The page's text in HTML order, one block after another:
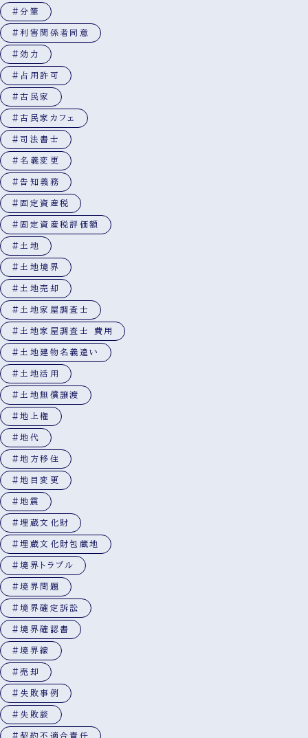
#分筆
#利害関係者同意
#効力
#占用許可
#古民家
#古民家カフェ
#司法書士
#名義変更
#告知義務
#固定資産税
#固定資産税評価額
#土地
#土地境界
#土地売却
#土地家屋調査士
#土地家屋調査士 費用
#土地建物名義違い
#土地活用
#土地無償譲渡
#地上権
#地代
#地方移住
#地目変更
#地震
#埋蔵文化財
#埋蔵文化財包蔵地
#境界トラブル
#境界問題
#境界確定訴訟
#境界確認書
#境界線
#売却
#失敗事例
#失敗談
#契約不適合責任